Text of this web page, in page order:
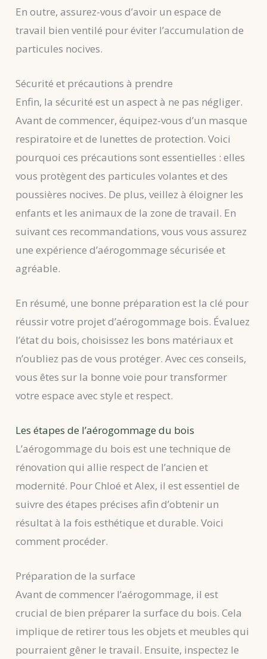
En outre, assurez-vous d’avoir un espace de
travail bien ventilé pour éviter l’accumulation de
particules nocives.
Sécurité et précautions à prendre
Enfin, la sécurité est un aspect à ne pas négliger.
Avant de commencer, équipez-vous d’un masque
respiratoire et de lunettes de protection. Voici
pourquoi ces précautions sont essentielles : elles
vous protègent des particules volantes et des
poussières nocives. De plus, veillez à éloigner les
enfants et les animaux de la zone de travail. En
suivant ces recommandations, vous vous assurez
une expérience d’aérogommage sécurisée et
agréable.
En résumé, une bonne préparation est la clé pour
réussir votre projet d’aérogommage bois. Évaluez
l’état du bois, choisissez les bons matériaux et
n’oubliez pas de vous protéger. Avec ces conseils,
vous êtes sur la bonne voie pour transformer
votre espace avec style et respect.
Les étapes de l’aérogommage du bois
L’aérogommage du bois est une technique de
rénovation qui allie respect de l’ancien et
modernité. Pour Chloé et Alex, il est essentiel de
suivre des étapes précises afin d’obtenir un
résultat à la fois esthétique et durable. Voici
comment procéder.
Préparation de la surface
Avant de commencer l’aérogommage, il est
crucial de bien préparer la surface du bois. Cela
implique de retirer tous les objets et meubles qui
pourraient gêner le travail. Ensuite, inspectez le